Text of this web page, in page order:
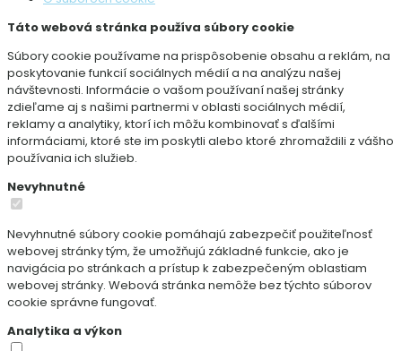
Táto webová stránka používa súbory cookie
Súbory cookie používame na prispôsobenie obsahu a reklám, na
poskytovanie funkcií sociálnych médií a na analýzu našej
návštevnosti. Informácie o vašom používaní našej stránky
zdieľame aj s našimi partnermi v oblasti sociálnych médií,
reklamy a analytiky, ktorí ich môžu kombinovať s ďalšími
informáciami, ktoré ste im poskytli alebo ktoré zhromaždili z vášho
používania ich služieb.
Nevyhnutné
Nevyhnutné súbory cookie pomáhajú zabezpečiť použiteľnosť
webovej stránky tým, že umožňujú základné funkcie, ako je
navigácia po stránkach a prístup k zabezpečeným oblastiam
webovej stránky. Webová stránka nemôže bez týchto súborov
cookie správne fungovať.
Analytika a výkon